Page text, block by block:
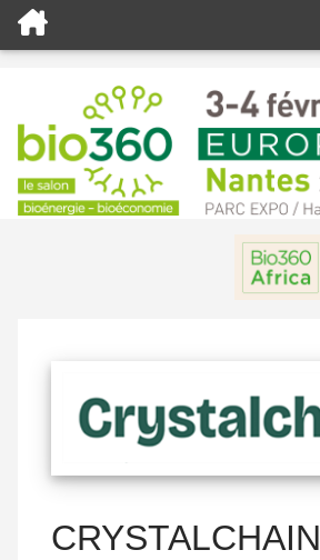
CRYSTALCHAIN